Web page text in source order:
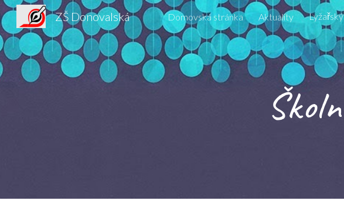
Skip to main content
ZŠ Donovalská Domovská stránka Aktuality